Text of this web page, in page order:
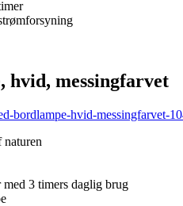
hvid, messingfarvet
bordlampe-hvid-messingfarvet-
naturen
3 timers daglig brug